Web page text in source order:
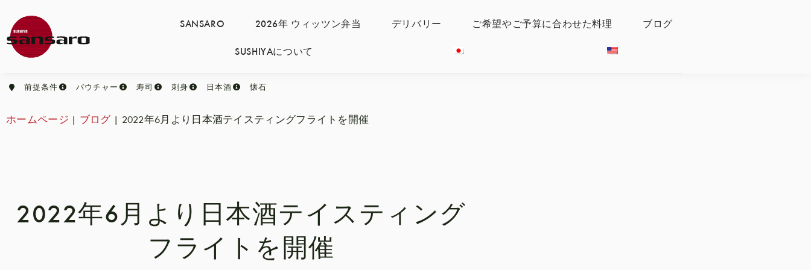
SANSARO 2026年 ウィッツン弁当 デリバリー ご希望やご予算に合わせた料理 ブログ
SUSHIYAについて
前提条件 バウチャー 寿司 刺身 日本酒 懐石
ホームページ | ブログ| 2022年6月より日本酒テイスティングフライトを開催
2022年6月より日本酒テイスティング
フライトを開催